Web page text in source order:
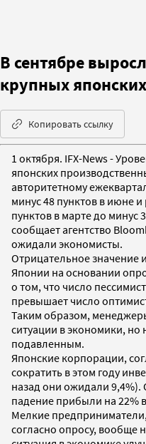
В сентябре
крупных
Копировать ссылку
1 октября. IFX-News -
японских
авторитетному
минус 48 пунктов в июне
пунктов в марте до минус
сообщает агентство
ожидали экономисты.
Отрицательное значение
Японии на основании
о том, что число
превышает число
Таким образом,
ситуации в экономики, но
подавленным.
Японские корпорации,
сократить в этом году
назад они ожидали
падение прибыли на 22%
Мелкие
согласно опросу, вообще